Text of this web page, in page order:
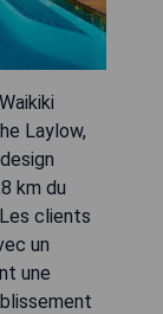
Laylow,
km du
clients
un
une